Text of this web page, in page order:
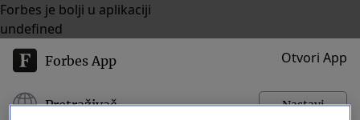
Forbes je bolji u aplikaciji
undefined
Forbes App Otvori App
Pretraživač Nastavi